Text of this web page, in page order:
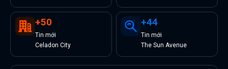
+50
Tin mới
Celadon City
+44
Tin mới
The Sun Avenue